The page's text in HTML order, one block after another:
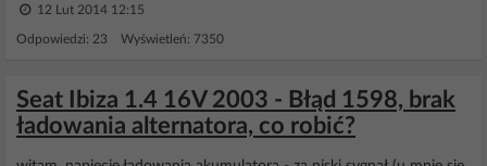
12 Lut 2014 12:15
Odpowiedzi: 23 Wyświetleń: 7350
Seat Ibiza 1.4 16V 2003 - Błąd 1598, brak
ładowania alternatora, co robić?